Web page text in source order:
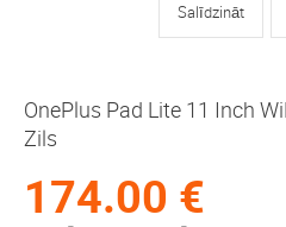
Salīdzināt
OnePlus Pad Lite 11 Inch
Zils
174.00 €